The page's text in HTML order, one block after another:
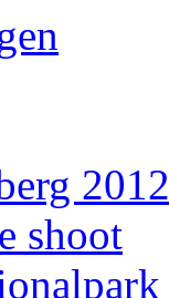
2012
shoot